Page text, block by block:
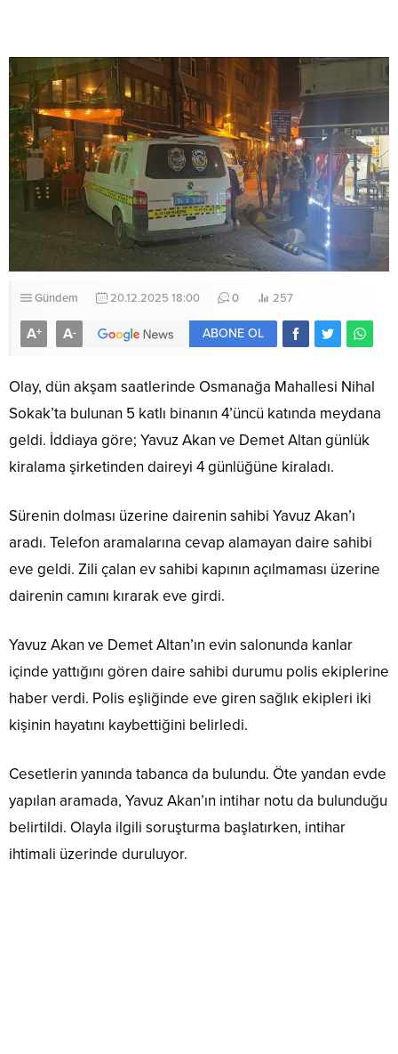
Gündem 20.12.2025 18:00 0 257
A+ A- ABONE OL
Olay, dün akşam saatlerinde Osmanağa Mahallesi Nihal
Sokak’ta bulunan 5 katlı binanın 4’üncü katında meydana
geldi. İddiaya göre; Yavuz Akan ve Demet Altan günlük
kiralama şirketinden daireyi 4 günlüğüne kiraladı.
Sürenin dolması üzerine dairenin sahibi Yavuz Akan’ı
aradı. Telefon aramalarına cevap alamayan daire sahibi
eve geldi. Zili çalan ev sahibi kapının açılmaması üzerine
dairenin camını kırarak eve girdi.
Yavuz Akan ve Demet Altan’ın evin salonunda kanlar
içinde yattığını gören daire sahibi durumu polis ekiplerine
haber verdi. Polis eşliğinde eve giren sağlık ekipleri iki
kişinin hayatını kaybettiğini belirledi.
Cesetlerin yanında tabanca da bulundu. Öte yandan evde
yapılan aramada, Yavuz Akan’ın intihar notu da bulunduğu
belirtildi. Olayla ilgili soruşturma başlatırken, intihar
ihtimali üzerinde duruluyor.